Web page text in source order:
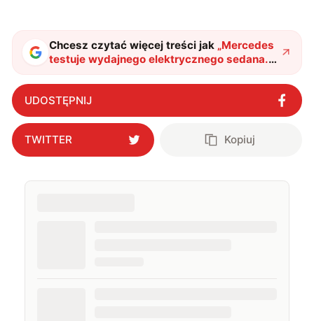
Chcesz czytać więcej treści jak „Mercedes
testuje wydajnego elektrycznego sedana.
Spójrzcie na zdjęcia AMG EQE"?
UDOSTĘPNIJ
TWITTER Kopiuj